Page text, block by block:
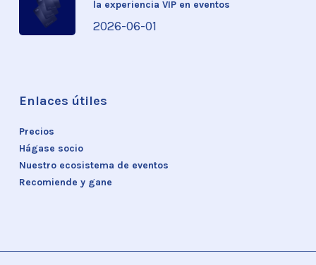
la experiencia VIP en eventos
2026-06-01
Enlaces útiles
Precios
Hágase socio
Nuestro ecosistema de eventos
Recomiende y gane